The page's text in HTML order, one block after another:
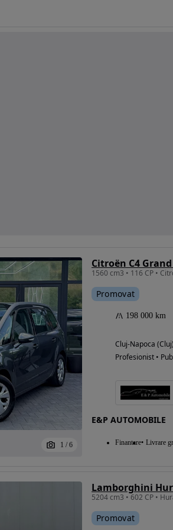
1 / 6
Promovat
198 000 km
Cluj-Napoca (Cluj)
Profesionist •
E&P AUTOMOBILE
Finantare Livrare
Lamborghini
Promovat